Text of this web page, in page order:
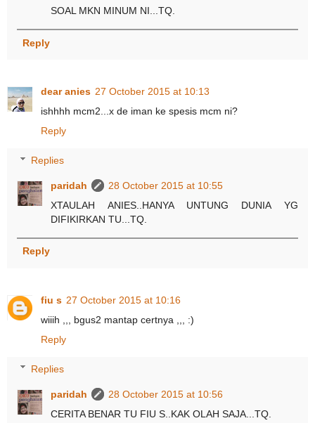
SOAL MKN MINUM NI...TQ.
Reply
dear anies 27 October 2015 at 10:13
ishhhh mcm2...x de iman ke spesis mcm ni?
Reply
Replies
paridah
28 October 2015 at 10:55
XTAULAH ANIES..HANYA UNTUNG DUNIA YG
DIFIKIRKAN TU...TQ.
Reply
fiu s 27 October 2015 at 10:16
wiiih ,,, bgus2 mantap certnya ,,, :)
Reply
Replies
paridah
28 October 2015 at 10:56
CERITA BENAR TU FIU S..KAK OLAH SAJA...TQ.